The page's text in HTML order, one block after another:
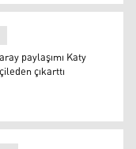
paylaşımı Katy
çıkarttı